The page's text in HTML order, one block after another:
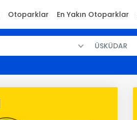
Otoparklar En Yakın Otoparklar
ÜSKÜDAR